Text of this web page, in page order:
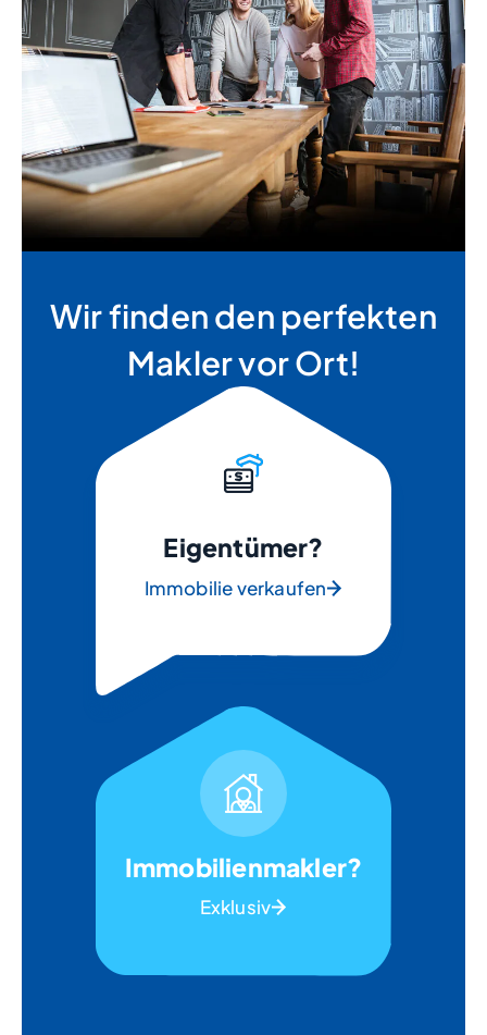
Wir finden den perfekten
Makler vor Ort!
Eigentümer?
Immobilie verkaufen
Immobilienmakler?
Exklusiv